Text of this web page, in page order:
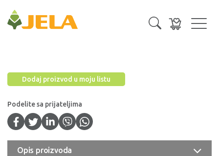
Dodaj proizvod u moju listu
Podelite sa prijateljima
Opis proizvoda